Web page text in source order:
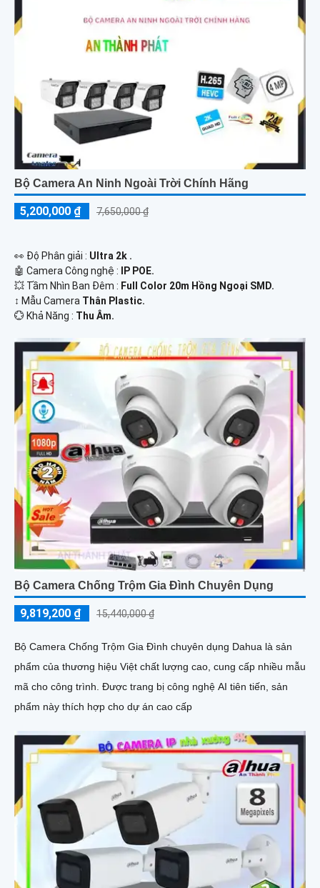
Bộ Camera An Ninh Ngoài Trời Chính Hãng
5,200,000 ₫ 7,650,000 ₫
️👀 Độ Phân giải : Ultra 2k .
🤖️ Camera Công nghệ :
IP POE.
💥 Tầm Nhìn Ban Đêm : Full Color 20m Hồng Ngoại SMD.
↕️ Mẫu Camera Thân Plastic.
️💮 Khả Năng : Thu Âm.
Bộ Camera Chống Trộm Gia Đình Chuyên Dụng
9,819,200 ₫ 15,440,000 ₫
Bộ Camera Chống Trộm Gia Đình chuyên dụng Dahua là sản
phẩm của thương hiệu Việt chất lượng cao, cung cấp nhiều mẫu
mã cho công trình. Được trang bị công nghệ AI tiên tiến, sản
phẩm này thích hợp cho dự án cao cấp